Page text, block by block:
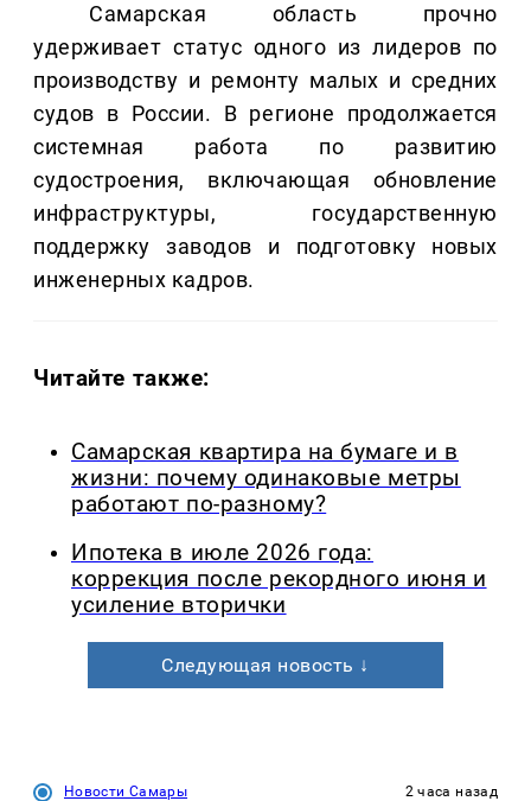
Самарская область прочно
удерживает статус одного из лидеров по
производству и ремонту малых и средних
судов в России. В регионе продолжается
системная работа по развитию
судостроения, включающая обновление
инфраструктуры, государственную
поддержку заводов и подготовку новых
инженерных кадров.
Читайте также:
Самарская квартира на бумаге и в
жизни: почему одинаковые метры
работают по-разному?
Ипотека в июле 2026 года:
коррекция после рекордного июня и
усиление вторички
Следующая новость ↓
Новости Самары 2 часа назад